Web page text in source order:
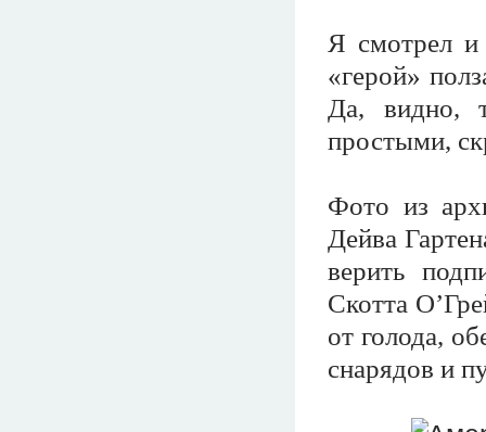
Я смотрел и
«герой»
Да, видно,
простыми,
Фото из
Дейва
верить
Скотта
от голода,
снарядов и